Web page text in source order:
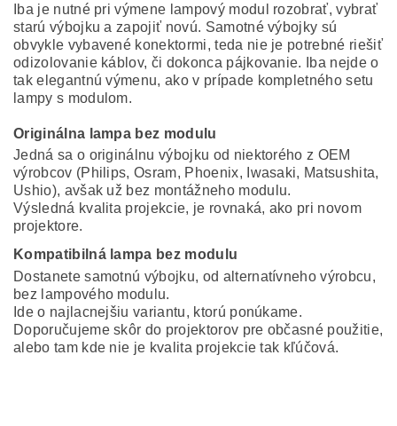
Iba je nutné pri výmene lampový modul rozobrať, vybrať
starú výbojku a zapojiť novú. Samotné výbojky sú
obvykle vybavené konektormi, teda nie je potrebné riešiť
odizolovanie káblov, či dokonca pájkovanie. Iba nejde o
tak elegantnú výmenu, ako v prípade kompletného setu
lampy s modulom.
Originálna lampa bez modulu
Jedná sa o originálnu výbojku od niektorého z OEM
výrobcov (Philips, Osram, Phoenix, Iwasaki, Matsushita,
Ushio), avšak už bez montážneho modulu.
Výsledná kvalita projekcie, je rovnaká, ako pri novom
projektore.
Kompatibilná lampa bez modulu
Dostanete samotnú výbojku, od alternatívneho výrobcu,
bez lampového modulu.
Ide o najlacnejšiu variantu, ktorú ponúkame.
Doporučujeme skôr do projektorov pre občasné použitie,
alebo tam kde nie je kvalita projekcie tak kľúčová.